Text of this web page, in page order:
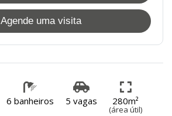
Agende uma visita
6 banheiros 5 vagas 280m²
(área útil)